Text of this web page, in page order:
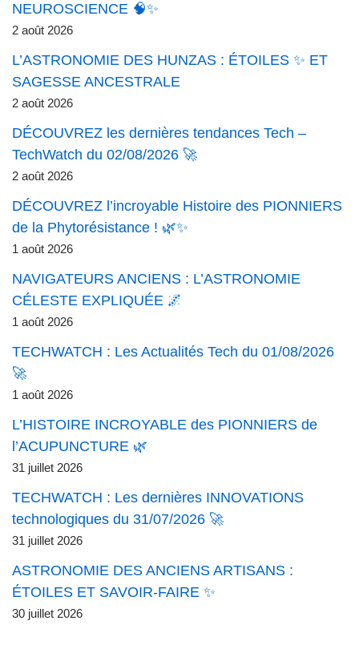
NEUROSCIENCE 🧠✨
2 août 2026
L’ASTRONOMIE DES HUNZAS : ÉTOILES ✨ ET
SAGESSE ANCESTRALE
2 août 2026
DÉCOUVREZ les dernières tendances Tech –
TechWatch du 02/08/2026 🚀
2 août 2026
DÉCOUVREZ l’incroyable Histoire des PIONNIERS
de la Phytorésistance ! 🌿✨
1 août 2026
NAVIGATEURS ANCIENS : L’ASTRONOMIE
CÉLESTE EXPLIQUÉE 🌌
1 août 2026
TECHWATCH : Les Actualités Tech du 01/08/2026
🚀
1 août 2026
L’HISTOIRE INCROYABLE des PIONNIERS de
l’ACUPUNCTURE 🌿
31 juillet 2026
TECHWATCH : Les dernières INNOVATIONS
technologiques du 31/07/2026 🚀
31 juillet 2026
ASTRONOMIE DES ANCIENS ARTISANS :
ÉTOILES ET SAVOIR-FAIRE ✨
30 juillet 2026